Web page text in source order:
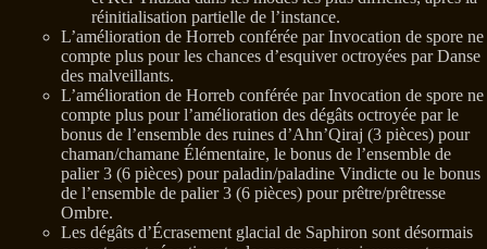
réinitialisation partielle de l’instance.
L’amélioration de Horreb conférée par Invocation de spore ne
compte plus pour les chances d’esquiver octroyées par Danse
des malveillants.
L’amélioration de Horreb conférée par Invocation de spore ne
compte plus pour l’amélioration des dégâts octroyée par le
bonus de l’ensemble des ruines d’Ahn’Qiraj (3 pièces) pour
chaman/chamane Élémentaire, le bonus de l’ensemble de
palier 3 (6 pièces) pour paladin/paladine Vindicte ou le bonus
de l’ensemble de palier 3 (6 pièces) pour prêtre/prêtresse
Ombre.
Les dégâts d’Écrasement glacial de Saphiron sont désormais